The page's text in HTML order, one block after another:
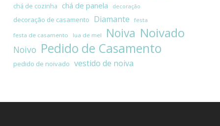
chá de cozinha chá de panela decoração
decoração de casamento Diamante festa
festa de casamento lua de mel Noiva Noivado
Noivo Pedido de Casamento
pedido de noivado vestido de noiva